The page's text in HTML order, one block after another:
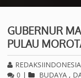
GUBERNUR
PULAU
0 | BUDAYA ,